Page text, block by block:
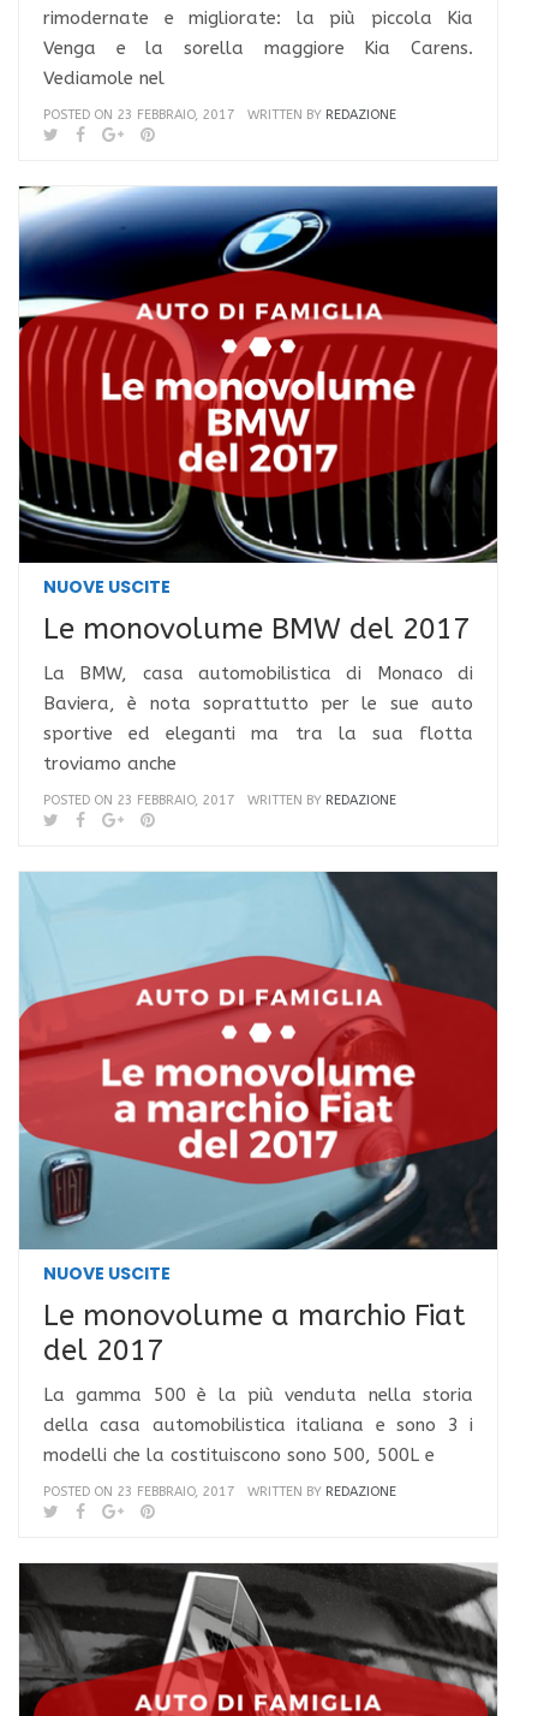
rimodernate e migliorate: la più piccola Kia
Venga e la sorella maggiore Kia Carens.
Vediamole nel
POSTED ON 23 FEBBRAIO, 2017 WRITTEN BY REDAZIONE
NUOVE USCITE
Le monovolume BMW del 2017
La BMW, casa automobilistica di Monaco di
Baviera, è nota soprattutto per le sue auto
sportive ed eleganti ma tra la sua flotta
troviamo anche
POSTED ON 23 FEBBRAIO, 2017 WRITTEN BY REDAZIONE
NUOVE USCITE
Le monovolume a marchio Fiat
del 2017
La gamma 500 è la più venduta nella storia
della casa automobilistica italiana e sono 3 i
modelli che la costituiscono sono 500, 500L e
POSTED ON 23 FEBBRAIO, 2017 WRITTEN BY REDAZIONE